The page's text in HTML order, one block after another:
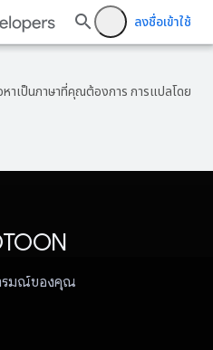
ลงชื่อเข้าใช้
หาเป็นภาษาที่คุณต้องการ การแปลโดย
รมณ์ของคุณ